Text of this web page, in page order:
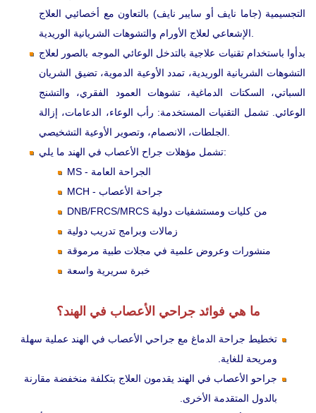
التجسيمية (جاما نايف أو سايبر نايف) بالتعاون مع أخصائيي العلاج
بدأوا باستخدام تقنيات علاجية بالتدخل الوعائي الموجه بالصور لعلاج
التشوهات الشريانية الوريدية، تمدد الأوعية الدموية، تضيق الشريان
السباتي، السكتات الدماغية، تشوهات العمود الفقري، والتشنج
الوعائي. تشمل التقنيات المستخدمة: رأب الوعاء، الدعامات، إزالة
تشمل مؤهلات جراح الأعصاب في الهند ما يلي:
MS - الجراحة العامة
MCH - جراحة الأعصاب
DNB/FRCS/MRCS من كليات ومستشفيات دولية
زمالات وبرامج تدريب دولية
منشورات وعروض علمية في مجلات طبية مرموقة
خبرة سريرية واسعة
ما هي فوائد جراحي الأعصاب في الهند؟
تخطيط جراحة الدماغ مع جراحي الأعصاب في الهند عملية سهلة
ومريحة للغاية.
جراحو الأعصاب في الهند يقدمون العلاج بتكلفة منخفضة مقارنة
بالدول المتقدمة الأخرى.